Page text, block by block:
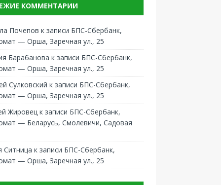
КОММЕНТАРИИ
Почепов к записи БПС-Сбербанк,
— Орша, Заречная ул., 25
Барабанова к записи БПС-Сбербанк,
— Орша, Заречная ул., 25
Сулковский к записи БПС-Сбербанк,
— Орша, Заречная ул., 25
Жировец к записи БПС-Сбербанк,
— Беларусь, Смолевичи, Садовая
к записи БПС-Сбербанк,
— Орша, Заречная ул., 25